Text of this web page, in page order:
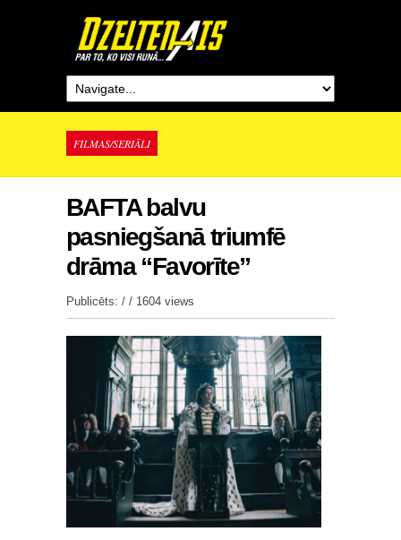
FILMAS/SERIĀLI
BAFTA balvu
pasniegšanā triumfē
drāma “Favorīte”
Publicēts: / / 1604 views